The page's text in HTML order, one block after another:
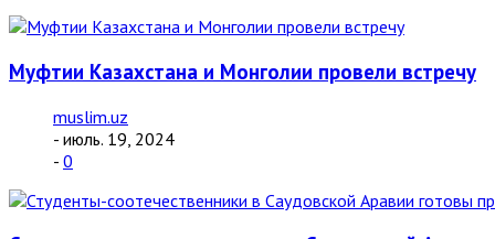
Муфтии Казахстана и Монголии провели встречу
muslim.uz
- июль. 19, 2024
- 0